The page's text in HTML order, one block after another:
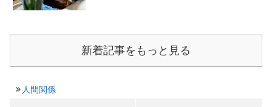
新着記事をもっと見る
人間関係